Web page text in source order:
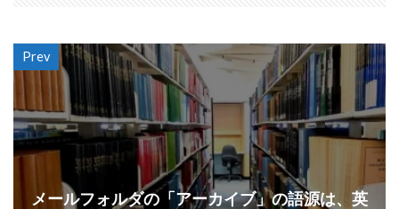
Prev
メールフォルダの「アーカイブ」の語源は、英